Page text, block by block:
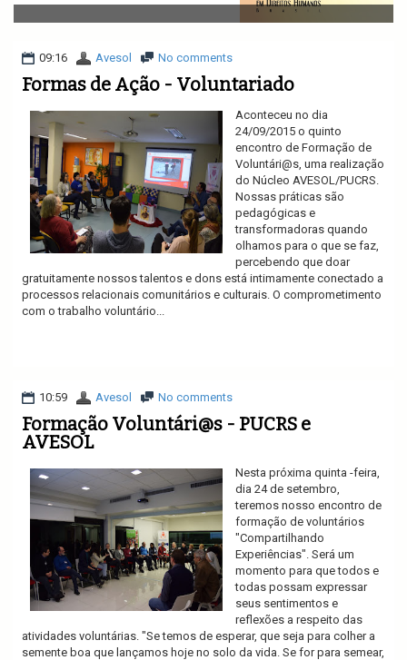
v
i
a
t
i
09:16 Avesol No comments
Formas de Ação - Voluntariado
Aconteceu no dia
24/09/2015 o quinto
encontro de Formação de
Voluntári@s, uma realização
do Núcleo AVESOL/PUCRS.
Nossas práticas são
pedagógicas e
transformadoras quando
olhamos para o que se faz,
percebendo que doar
gratuitamente nossos talentos e dons está intimamente conectado a
processos relacionais comunitários e culturais. O comprometimento
com o trabalho voluntário...
10:59 Avesol No comments
Formação Voluntári@s - PUCRS e
AVESOL
Nesta próxima quinta -feira,
dia 24 de setembro,
teremos nosso encontro de
formação de voluntários
"Compartilhando
Experiências". Será um
momento para que todos e
todas possam expressar
seus sentimentos e
reflexões a respeito das
atividades voluntárias. "Se temos de esperar, que seja para colher a
semente boa que lançamos hoje no solo da vida. Se for para semear,